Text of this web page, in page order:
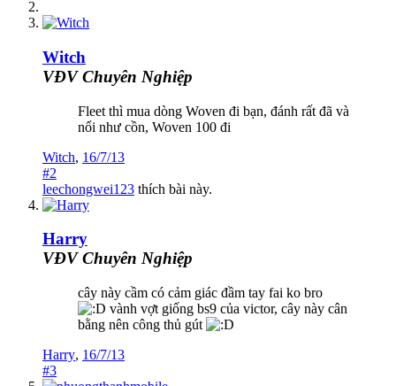
Witch
VĐV Chuyên Nghiệp
Fleet thì mua dòng Woven đi bạn, đánh rất đã và
nổi như cồn, Woven 100 đi
Witch, 16/7/13
#2
leechongwei123 thích bài này.
Harry
VĐV Chuyên Nghiệp
cây này cầm có cảm giác đầm tay fai ko bro
vành vợt giống bs9 của victor, cây này cân
bằng nên công thủ gút
Harry, 16/7/13
#3